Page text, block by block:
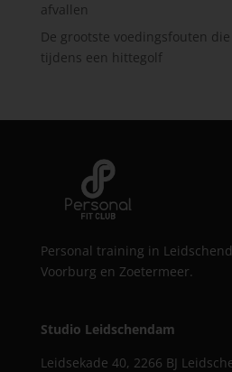
afvallen
De grootste voedingsfouten
tijdens een hittegolf
Personal training in
Voorburg en Zoetermeer.
Studio Leidschendam
Leidsekade 40, 2266 BJ